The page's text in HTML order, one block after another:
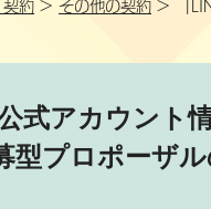
約 > その他の契約 > 「
公式アカウント
型プロポーザ